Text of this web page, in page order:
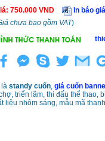
: 750.000VND
In báo giá
chưa bao gồm VAT)
là standy cuốn, giá cuốn
triển lãm, thi đấu thể thao,
liệu nhôm sáng, mẫu mã